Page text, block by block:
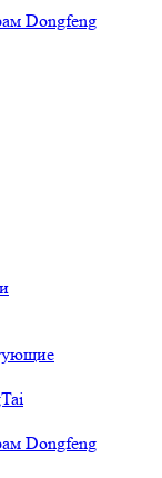
Dongfeng
Dongfeng